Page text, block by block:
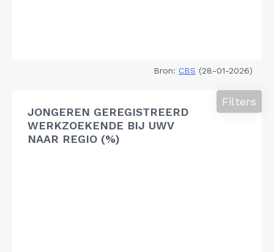
Bron: CBS (28-01-2026)
JONGEREN GEREGISTREERD
WERKZOEKENDE BIJ UWV
NAAR REGIO (%)
Filters